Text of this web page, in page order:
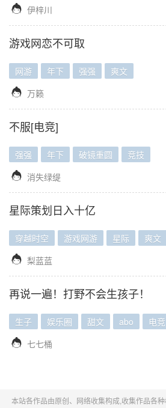
 伊梓川
游戏网恋不可取
网游 年下 强强 爽文
 万籁
不服[电竞]
强强 年下 破镜重圆 竞技
 消失绿缇
星际策划日入十亿
穿越时空 游戏网游 星际 爽文
 梨蓝蓝
再说一遍！打野不会生孩子！
生子 娱乐圈 甜文 abo 电竞
 七七桶
本站各作品由原创、网络收集构成,收集作品各